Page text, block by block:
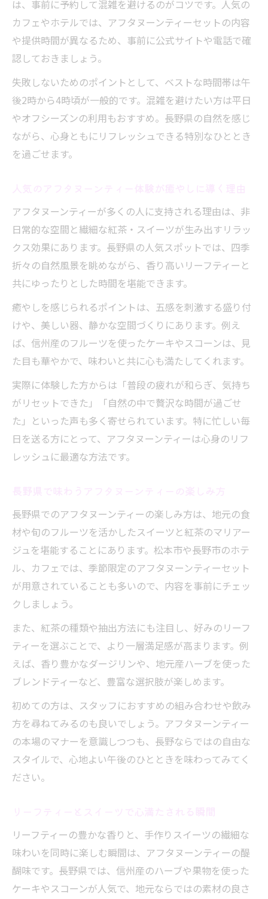
び方
静かな空間で楽しむアフタヌーンティーの魅力
別に
長野県の自然が生む癒やしのティータイム
空間
落ち着いた空間で味わうアフタヌーンティ
き
リーフティーをゆっくり楽しむ贅沢な時間
地元素材を味わうリーフティー体験
長野県産素材を使ったアフタヌーンティー
の魅力
リーフティーと地元食材で味わう豊かな時
間
アフタヌーンティーに最適な地元素材の楽
しみ方
地元ハーブ入りリーフティーの奥深い味わ
い
アフタヌーンティーで地元素材を堪能する
ポイント
優雅な長野県のアフタヌーンティーマナー
長野県流アフタヌーンティーマナーの基本
リーフティーに合う美しい所作を身につけ
る
アフタヌーンティーの時間帯と楽しみ方の
コツ
ー体験
自然を感じるティータイムの楽しみ方
アフタヌーンティーで自然を感じる贅沢な
時間
リーフティーとともに味わう長野県の四季
自然に囲まれた空間でのアフタヌーンティ
ー
は、事前に予約して混雑を避けるのがコツです。人気の
カフェやホテルでは、アフタヌーンティーセットの内容
や提供時間が異なるため、事前に公式サイトや電話で確
認しておきましょう。
失敗しないためのポイントとして、ベストな時間帯は午
後2時から4時頃が一般的です。混雑を避けたい方は平日
やオフシーズンの利用もおすすめ。長野県の自然を感じ
ながら、心身ともにリフレッシュできる特別なひととき
を過ごせます。
アフタヌーンティーが多くの人に支持される理由は、非
日常的な空間と繊細な紅茶・スイーツが生み出すリラッ
クス効果にあります。長野県の人気スポットでは、四季
折々の自然風景を眺めながら、香り高いリーフティーと
共にゆったりとした時間を堪能できます。
癒やしを感じられるポイントは、五感を刺激する盛り付
けや、美しい器、静かな空間づくりにあります。例え
ば、信州産のフルーツを使ったケーキやスコーンは、見
た目も華やかで、味わいと共に心も満たしてくれます。
実際に体験した方からは「普段の疲れが和らぎ、気持ち
がリセットできた」「自然の中で贅沢な時間が過ごせ
た」といった声も多く寄せられています。特に忙しい毎
日を送る方にとって、アフタヌーンティーは心身のリフ
レッシュに最適な方法です。
長野県でのアフタヌーンティーの楽しみ方は、地元の食
材や旬のフルーツを活かしたスイーツと紅茶のマリアー
ジュを堪能することにあります。松本市や長野市のホテ
ル、カフェでは、季節限定のアフタヌーンティーセット
が用意されていることも多いので、内容を事前にチェッ
クしましょう。
また、紅茶の種類や抽出方法にも注目し、好みのリーフ
ティーを選ぶことで、より一層満足感が高まります。例
えば、香り豊かなダージリンや、地元産ハーブを使った
ブレンドティーなど、豊富な選択肢が楽しめます。
初めての方は、スタッフにおすすめの組み合わせや飲み
方を尋ねてみるのも良いでしょう。アフタヌーンティー
の本場のマナーを意識しつつも、長野ならではの自由な
スタイルで、心地よい午後のひとときを味わってみてく
ださい。
リーフティーの豊かな香りと、手作りスイーツの繊細な
味わいを同時に楽しむ瞬間は、アフタヌーンティーの醍
醐味です。長野県では、信州産のハーブや果物を使った
ケーキやスコーンが人気で、地元ならではの素材の良さ